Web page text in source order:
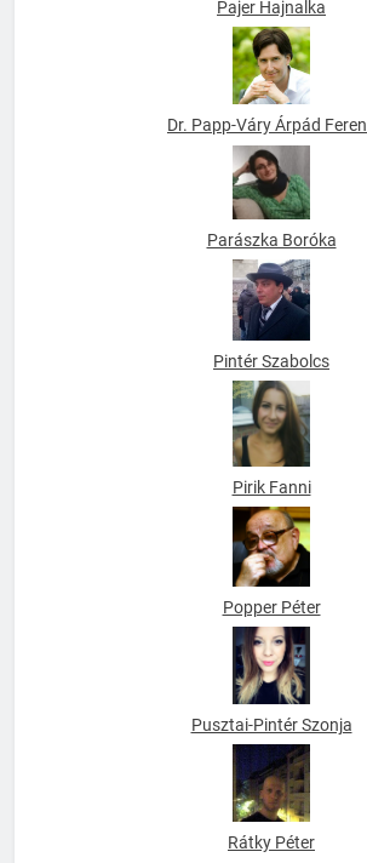
Pajer Hajnalka
Dr. Papp-Váry Árpád Ferenc
Parászka Boróka
Pintér Szabolcs
Pirik Fanni
Popper Péter
Pusztai-Pintér Szonja